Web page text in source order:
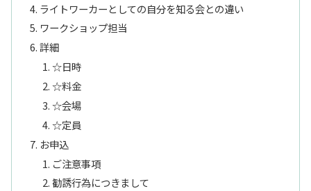
ライトワーカーとしての自分を知る会との違い
ワークショップ担当
詳細
☆日時
☆料金
☆会場
☆定員
お申込
ご注意事項
勧誘行為につきまして